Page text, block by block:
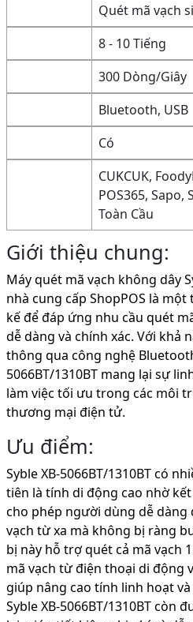
Quét mã vạch
8 - 10 Tiếng
300 Dòng/Giây
Bluetooth, USB
Có
CUKCUK,
POS365, Sapo,
Toàn Cầu
Giới thiệu chung:
Máy quét mã vạch không dây
nhà cung cấp ShopPOS là
kế để đáp ứng nhu cầu quét
dễ dàng và chính xác. Với khả
thông qua công nghệ
5066BT/1310BT mang lại sự
làm việc tối ưu trong các môi
thương mại điện tử.
Ưu điểm:
Syble XB-5066BT/1310BT có
tiên là tính di động cao nhờ
cho phép người dùng dễ dàng
vạch từ xa mà không bị ràng
bị này hỗ trợ quét cả mã vạch
mã vạch từ điện thoại di động
giúp nâng cao tính linh hoạt
Syble XB-5066BT/1310BT còn